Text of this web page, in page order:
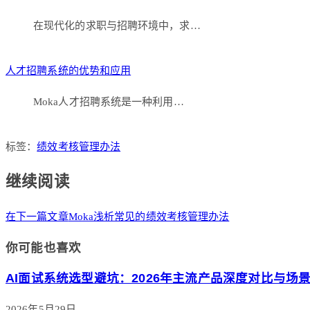
在现代化的求职与招聘环境中，求…
人才招聘系统的优势和应用
Moka人才招聘系统是一种利用…
标签：绩效考核管理办法
继续阅读
在下一篇文章Moka浅析常见的绩效考核管理办法
你可能也喜欢
AI面试系统选型避坑：2026年主流产品深度对比与场